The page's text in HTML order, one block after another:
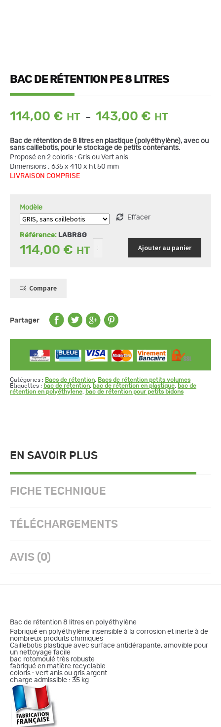
BAC DE RÉTENTION PE 8 LITRES
114,00 € – 143,00 €
Plage
114,00 €
Bac de rétention de 8 litres en plastique (polyéthylène), avec ou
sans caillebotis, pour le stockage de petits contenants.
Proposé en 2 coloris : Gris ou Vert anis
Dimensions : 635 x 410 x ht 50 mm
LIVRAISON COMPRISE
Modèle
Effacer
Référence: LABR8G
114,00 €
quantité
de
Bac
Ajouter au panier
Compare
Partager
Catégories : Bacs de rétention
Bacs de rétention petits volumes
Étiquettes : bac de rétention bac de rétention en plastique
bac de
rétention en polyéthylene
bac de rétention pour petits bidons
EN SAVOIR PLUS
FICHE TECHNIQUE
TÉLÉCHARGEMENTS
AVIS (0)
Bac de rétention 8 litres en polyéthylène
Fabriqué en polyéthylène insensible à la corrosion et inerte à de
nombreux produits chimiques
Caillebotis plastique avec surface antidérapante, amovible pour
un nettoyage facile
bac rotomoulé très robuste
fabriqué en matière recyclable
coloris : vert anis ou gris argent
charge admissible : 35 kg